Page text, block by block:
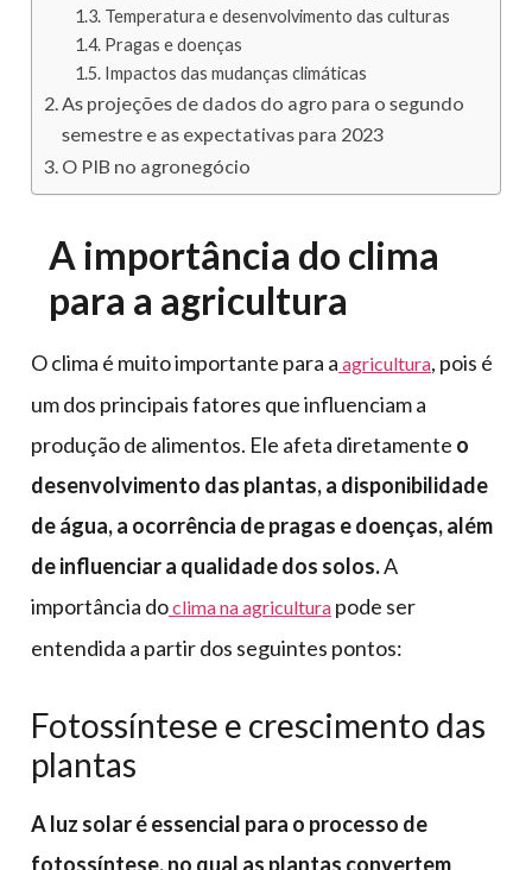
Temperatura e desenvolvimento das culturas
Pragas e doenças
Impactos das mudanças climáticas
As projeções de dados do agro para o segundo
semestre e as expectativas para 2023
O PIB no agronegócio
A importância do clima
para a agricultura
O clima é muito importante para a agricultura, pois é
um dos principais fatores que influenciam a
produção de alimentos. Ele afeta diretamente o
desenvolvimento das plantas, a disponibilidade
de água, a ocorrência de pragas e doenças, além
de influenciar a qualidade dos solos.A
importância doclima na agricultura pode ser
entendida a partir dos seguintes pontos:
Fotossíntese e crescimento das
plantas
A luz solar é essencial para o processo de
fotossíntese, no qual as plantas convertem